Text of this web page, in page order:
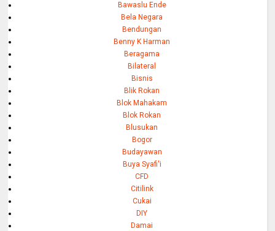
Bawaslu Ende
Bela Negara
Bendungan
Benny K Harman
Beragama
Bilateral
Bisnis
Blik Rokan
Blok Mahakam
Blok Rokan
Blusukan
Bogor
Budayawan
Buya Syafi'i
CFD
Citilink
Cukai
DIY
Damai